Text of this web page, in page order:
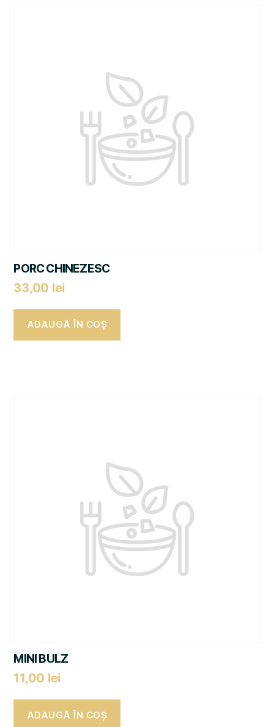
PORC CHINEZESC
33,00 lei
ADAUGĂ ÎN COȘ
MINI BULZ
11,00 lei
ADAUGĂ ÎN COȘ